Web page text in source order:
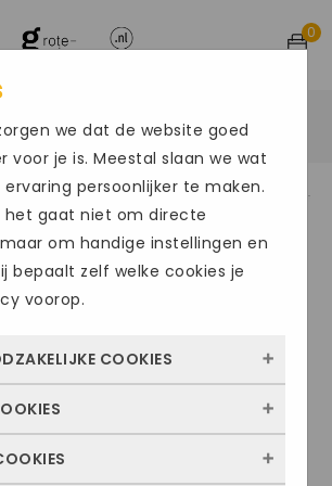
0
damesschoenen / Sandalen
we dat de website goed
voor je is. Meestal slaan we wat
persoonlijker te maken.
het gaat niet om directe
om handige instellingen en
bepaalt zelf welke cookies je
voorop.
COOKIES
zorgen ervoor dat de website
worden uitgezet. Meestal
zien we hoe vaak onze